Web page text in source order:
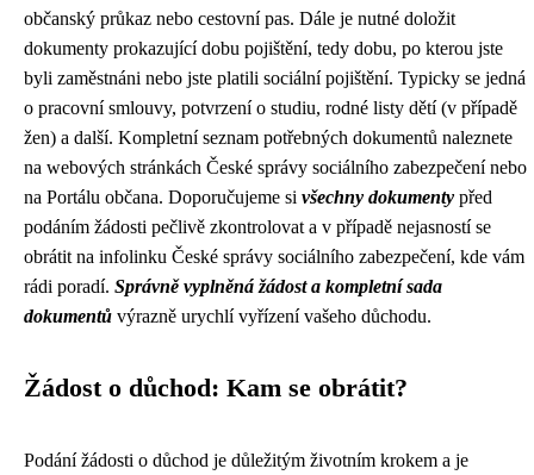
občanský průkaz nebo cestovní pas. Dále je nutné doložit
dokumenty prokazující dobu pojištění, tedy dobu, po kterou jste
byli zaměstnáni nebo jste platili sociální pojištění. Typicky se jedná
o pracovní smlouvy, potvrzení o studiu, rodné listy dětí (v případě
žen) a další. Kompletní seznam potřebných dokumentů naleznete
na webových stránkách České správy sociálního zabezpečení nebo
na Portálu občana. Doporučujeme si všechny dokumenty před
podáním žádosti pečlivě zkontrolovat a v případě nejasností se
obrátit na infolinku České správy sociálního zabezpečení, kde vám
rádi poradí. Správně vyplněná žádost a kompletní sada
dokumentů výrazně urychlí vyřízení vašeho důchodu.
Žádost o důchod: Kam se obrátit?
Podání žádosti o důchod je důležitým životním krokem a je